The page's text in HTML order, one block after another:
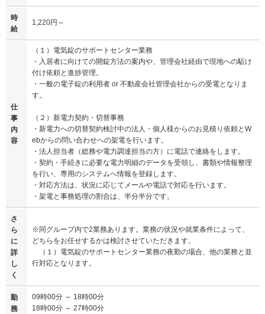
時
給
1,220円～
仕
事
内
容
（１）電気錠のサポートセンター業務
・入居者に向けての開錠方法の案内や、管理会社経由で現地への駈け
付け依頼と進捗管理。
・一般の電子錠の利用者 or 不動産会社管理会社からの受電となりま
す。
（２）新電力契約・切替事務
・新電力への切替契約検討中の法人・個人様からのお見積り依頼とW
ebからの問い合わせへの架電を行います。
・法人担当者（総務や電力調達担当の方）に電話で連絡をします。
・契約・手続きに必要な電力明細のデータを受領し、書類や情報整理
を行い、専用のシステムへ情報を登録します。
・対応方法は、状況に応じてメールや電話で対応を行います。
・架電と事務処理の割合は、半分半分です。
さ
ら
に
詳
し
く
※同グループ内で2業務あります。業務の状況や就業条件によって、
どちらをお任せするかは検討させていただきます。
（１）電気錠のサポートセンター業務の夜勤の場合、他の業務と並
行対応となります。
勤
務
09時00分 ～ 18時00分
18時00分 ～ 27時00分